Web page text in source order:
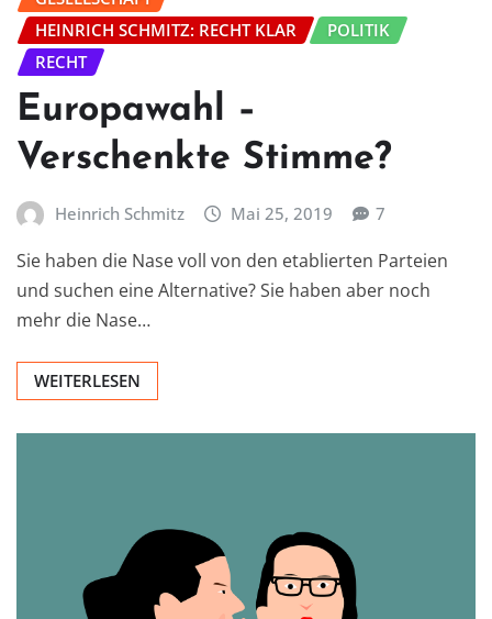
HEINRICH SCHMITZ: RECHT KLAR
POLITIK
RECHT
Europawahl –
Verschenkte Stimme?
Heinrich Schmitz Mai 25, 2019 7
Sie haben die Nase voll von den etablierten Parteien
und suchen eine Alternative? Sie haben aber noch
mehr die Nase…
WEITERLESEN